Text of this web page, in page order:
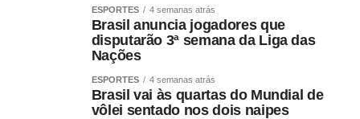
O Banco do Brasil faz o pagamento por:
• Crédito em conta bancária;
• Transferência via TED ou Pix;
ESPORTES 4 semanas atrás
Brasil anuncia jogadores que
disputarão 3ª semana da Liga das
Nações
ESPORTES 4 semanas atrás
Brasil vai às quartas do Mundial de
vôlei sentado nos dois naipes